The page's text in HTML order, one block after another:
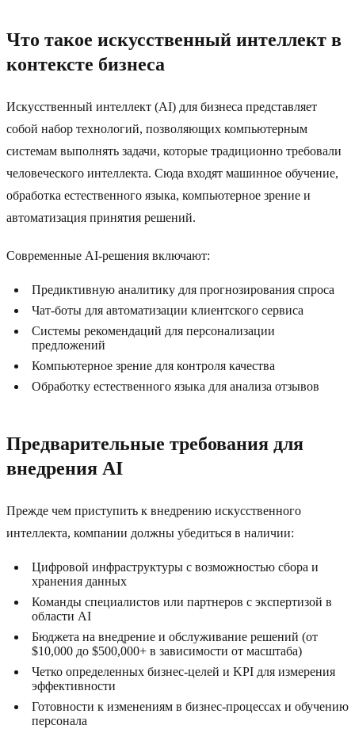
Что такое искусственный интеллект в
контексте бизнеса
Искусственный интеллект (AI) для бизнеса представляет
собой набор технологий, позволяющих компьютерным
системам выполнять задачи, которые традиционно требовали
человеческого интеллекта. Сюда входят машинное обучение,
обработка естественного языка, компьютерное зрение и
автоматизация принятия решений.
Современные AI-решения включают:
Предиктивную аналитику для прогнозирования спроса
Чат-боты для автоматизации клиентского сервиса
Системы рекомендаций для персонализации
предложений
Компьютерное зрение для контроля качества
Обработку естественного языка для анализа отзывов
Предварительные требования для
внедрения AI
Прежде чем приступить к внедрению искусственного
интеллекта, компании должны убедиться в наличии:
Цифровой инфраструктуры с возможностью сбора и
хранения данных
Команды специалистов или партнеров с экспертизой в
области AI
Бюджета на внедрение и обслуживание решений (от
$10,000 до $500,000+ в зависимости от масштаба)
Четко определенных бизнес-целей и KPI для измерения
эффективности
Готовности к изменениям в бизнес-процессах и обучению
персонала